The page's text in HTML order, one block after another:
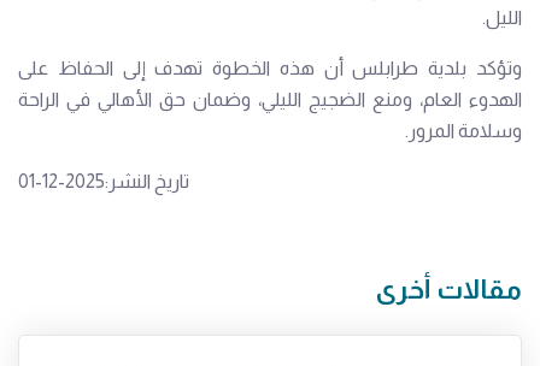
الليل.
وتؤكد بلدية طرابلس أن هذه الخطوة تهدف إلى الحفاظ على
الهدوء العام، ومنع الضجيج الليلي، وضمان حق الأهالي في الراحة
وسلامة المرور.
تاريخ النشر:2025-12-01
مقالات أخرى